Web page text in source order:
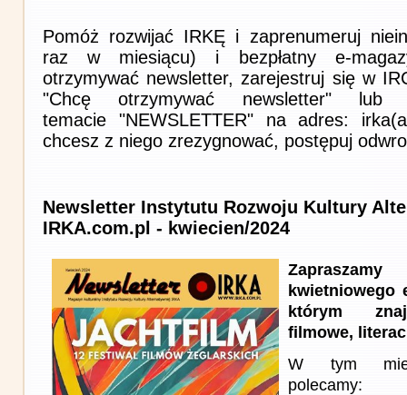
Pomóż rozwijać IRKĘ i zaprenumeruj
raz w miesiącu) i bezpłatny e-
otrzymywać newsletter, zarejestruj się w
"Chcę otrzymywać newsletter"
temacie "NEWSLETTER" na adres:
chcesz z niego zrezygnować, postępuj
Newsletter Instytutu Rozwoju Kultury
IRKA.com.pl - kwiecien/2024
kwietniowego
którym
filmowe,
W tym
polecamy: